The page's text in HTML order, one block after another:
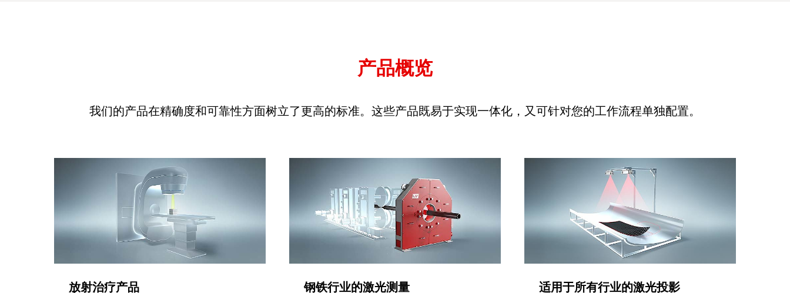
产品概览
我们的产品在精确度和可靠性方面树立了更高的标准。这些产品既易于实现一体化，又可针对您的工作流程单独配置。
放射治疗产品 钢铁行业的激光测量 适用于所有行业的激光投影